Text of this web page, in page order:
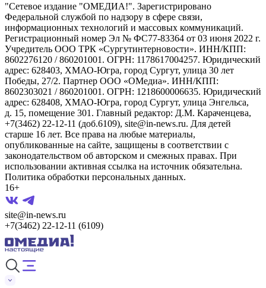
"Сетевое издание "ОМЕДИА!". Зарегистрировано
Федеральной службой по надзору в сфере связи,
информационных технологий и массовых коммуникаций.
Регистрационный номер Эл № ФС77-83364 от 03 июня 2022 г.
Учредитель ООО ТРК «Сургутинтерновости». ИНН/КПП:
8602276120 / 860201001. ОГРН: 1178617004257. Юридический
адрес: 628403, ХМАО-Югра, город Сургут, улица 30 лет
Победы, 27/2. Партнер ООО «ОМедиа». ИНН/КПП:
8602303021 / 860201001. ОГРН: 1218600006635. Юридический
адрес: 628408, ХМАО-Югра, город Сургут, улица Энгельса,
д. 15, помещение 301. Главный редактор: Д.М. Караченцева,
+7(3462) 22-12-11 (доб.6109), site@in-news.ru. Для детей
старше 16 лет. Все права на любые материалы,
опубликованные на сайте, защищены в соответствии с
законодательством об авторском и смежных правах. При
использовании активная ссылка на источник обязательна.
Политика обработки персональных данных.
16+
site@in-news.ru
+7(3462) 22-12-11 (6109)